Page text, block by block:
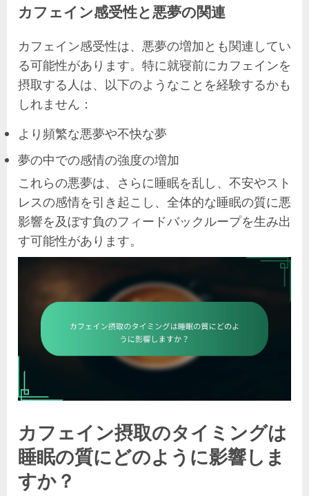
カフェイン感受性と悪夢の関連
カフェイン感受性は、悪夢の増加とも関連してい
る可能性があります。特に就寝前にカフェインを
摂取する人は、以下のようなことを経験するかも
しれません：
より頻繁な悪夢や不快な夢
夢の中での感情の強度の増加
これらの悪夢は、さらに睡眠を乱し、不安やスト
レスの感情を引き起こし、全体的な睡眠の質に悪
影響を及ぼす負のフィードバックループを生み出
す可能性があります。
カフェイン摂取のタイミングは
睡眠の質にどのように影響しま
すか？